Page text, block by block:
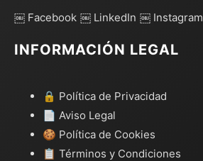
￼ Facebook ￼ LinkedIn ￼ Instagram
INFORMACIÓN LEGAL
🔒 Política de Privacidad
📄 Aviso Legal
🍪 Política de Cookies
📋 Términos y Condiciones